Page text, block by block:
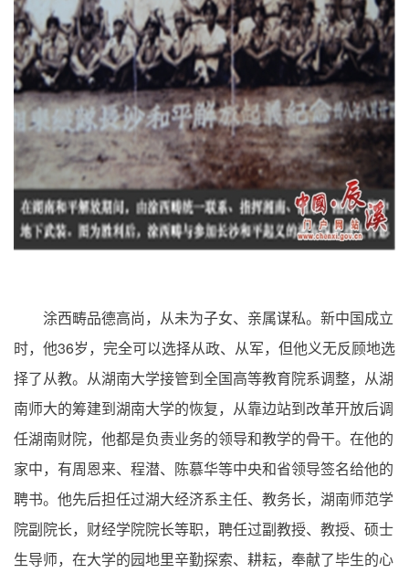
涂西畴品德高尚，从未为子女、亲属谋私。新中国成立
时，他36岁，完全可以选择从政、从军，但他义无反顾地选
择了从教。从湖南大学接管到全国高等教育院系调整，从湖
南师大的筹建到湖南大学的恢复，从靠边站到改革开放后调
任湖南财院，他都是负责业务的领导和教学的骨干。在他的
家中，有周恩来、程潜、陈慕华等中央和省领导签名给他的
聘书。他先后担任过湖大经济系主任、教务长，湖南师范学
院副院长，财经学院院长等职，聘任过副教授、教授、硕士
生导师，在大学的园地里辛勤探索、耕耘，奉献了毕生的心